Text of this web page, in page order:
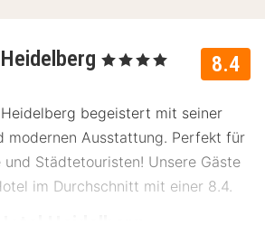
8.4
, 4 Sterne
begeistert mit seiner
modernen Ausstattung. Perfekt für
und Städtetouristen! Unsere Gäste
im Durchschnitt mit einer 8.4.
Heidelberg